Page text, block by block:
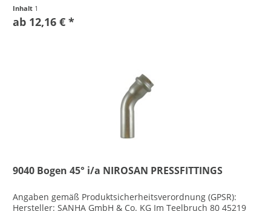
Inhalt 1
ab 12,16 € *
9040 Bogen 45° i/a NIROSAN PRESSFITTINGS
Angaben gemäß Produktsicherheitsverordnung (GPSR):
Hersteller: SANHA GmbH & Co. KG Im Teelbruch 80 45219